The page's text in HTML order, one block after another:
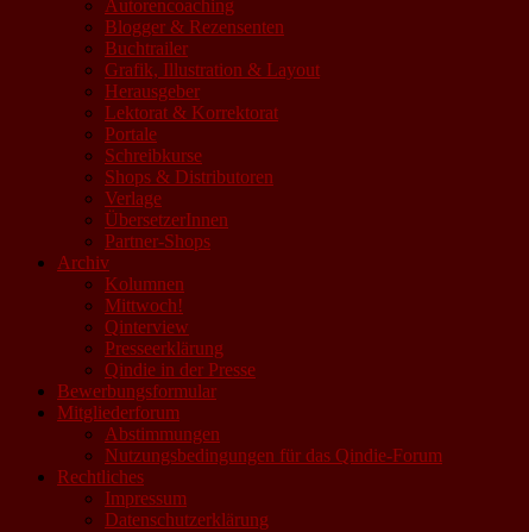
Autorencoaching
Blogger & Rezensenten
Buchtrailer
Grafik, Illustration & Layout
Herausgeber
Lektorat & Korrektorat
Portale
Schreibkurse
Shops & Distributoren
Verlage
ÜbersetzerInnen
Partner-Shops
Archiv
Kolumnen
Mittwoch!
Qinterview
Presseerklärung
Qindie in der Presse
Bewerbungsformular
Mitgliederforum
Abstimmungen
Nutzungsbedingungen für das Qindie-Forum
Rechtliches
Impressum
Datenschutzerklärung